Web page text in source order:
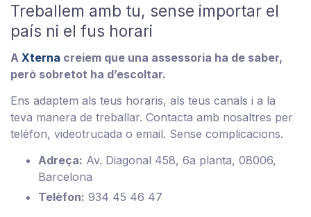
Treballem amb tu, sense importar el
país ni el fus horari
A Xterna creiem que una assessoria ha de saber,
però sobretot ha d’escoltar.
Ens adaptem als teus horaris, als teus canals i a la
teva manera de treballar. Contacta amb nosaltres per
telèfon, videotrucada o email. Sense complicacions.
Adreça: Av. Diagonal 458, 6a planta, 08006,
Barcelona
Telèfon: 934 45 46 47